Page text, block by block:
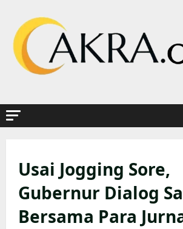
content
Usai Jogging Sore,
Gubernur Dialog
Bersama Para